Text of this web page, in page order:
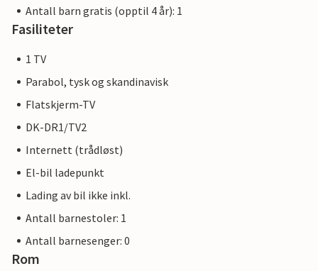
Antall barn gratis (opptil 4 år): 1
Fasiliteter
1 TV
Parabol, tysk og skandinavisk
Flatskjerm-TV
DK-DR1/TV2
Internett (trådløst)
El-bil ladepunkt
Lading av bil ikke inkl.
Antall barnestoler: 1
Antall barnesenger: 0
Rom